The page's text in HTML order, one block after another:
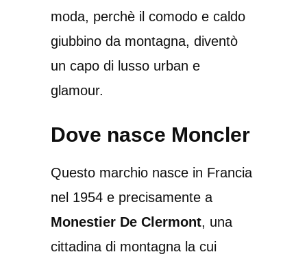
moda, perchè il comodo e caldo
giubbino da montagna, diventò
un capo di lusso urban e
glamour.
Dove nasce Moncler
Questo marchio nasce in Francia
nel 1954 e precisamente a
Monestier De Clermont, una
cittadina di montagna la cui